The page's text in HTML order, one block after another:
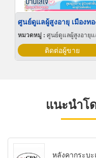
หมวดหมู่ : ศูนย์ดูแลผู้สูงอายุและผู้ป่วยพัก
ติดต่อผู้ขาย
แนะนำโ
หลังคากระบ